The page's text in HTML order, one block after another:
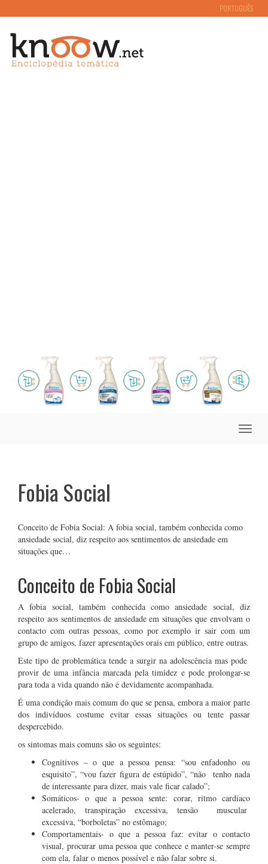
PORTUGUÊS
Toggle
Fobia Social
Conceito de Fobia Social: A fobia social, também conhecida como
ansiedade social, diz respeito aos sentimentos de ansiedade em
situações que…
Conceito de Fobia Social
A fobia social, também conhecida como ansiedade social, diz
respeito aos sentimentos de ansiedade em situações que envolvam o
contacto com outras pessoas, como por exemplo ir sair com um
grupo de amigos, fazer apresentações orais em público, entre outras.
Este tipo de problemática tende a surgir na adolescência mas pode
provir de uma infância marcada pela timidez e pode prolongar-se
para toda a vida quando não é devidamente acompanhada.
É uma condição mais comum do que se pensa, embora a maior parte
dos indivíduos costume evitar essas situações ou tente passar
despercebido.
os sintomas mais comuns são os seguintes:
Cognitivos – o que a pessoa pensa: “sou enfadonho ou
esquisito”, “vou fazer figura de estúpido”, “não tenho nada
de interessante para dizer, mais vale ficar calado”;
Somáticos- o que a pessoa sente: corar, ritmo cardíaco
acelerado, transpiração excessiva, tensão muscular
excessiva, “borboletas” no estômago;
Comportamentais- o que a pessoa faz: evitar o contacto
visual, procurar uma pessoa que conhece e manter-se sempre
com ela, falar o menos possível e não falar sobre si.